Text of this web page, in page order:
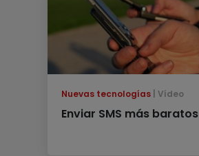
Nuevas tecnologías Vídeo
Enviar SMS más baratos